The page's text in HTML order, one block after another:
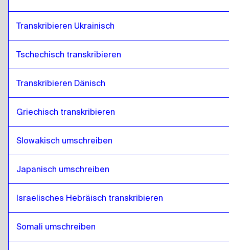
Transkribieren Ukrainisch
Tschechisch transkribieren
Transkribieren Dänisch
Griechisch transkribieren
Slowakisch umschreiben
Japanisch umschreiben
Israelisches Hebräisch transkribieren
Somali umschreiben